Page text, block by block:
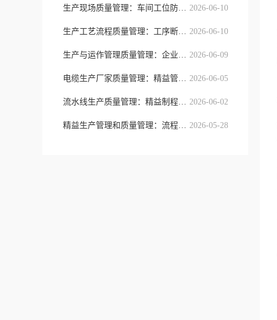
生产现场质量管理：车间工位防错与精 2026-06-10
生产工艺流程质量管理：工序断点防控 2026-06-10
生产与运作管理质量管理：企业全域流 2026-06-09
电缆生产厂家质量管理：精益管控模式 2026-06-05
流水线生产质量管理：精益制程、工序 2026-06-02
精益生产管理和质量管理：流程提质与 2026-05-28